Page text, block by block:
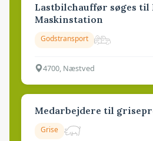
Lastbilchauffør søges til
Maskinstation
Godstransport
4700, Næstved
Medarbejdere til
Grise